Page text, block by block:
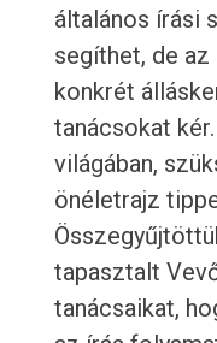
általános írási
segíthet, de az
konkrét
tanácsokat
világában,
önéletrajz
tapasztalt
tanácsaikat,